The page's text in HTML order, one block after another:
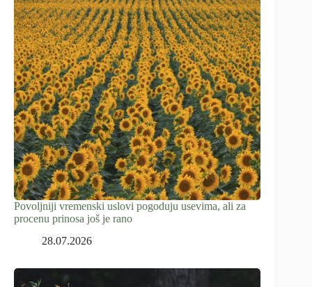
Povoljniji vremenski uslovi pogoduju usevima, ali za
procenu prinosa još je rano
28.07.2026